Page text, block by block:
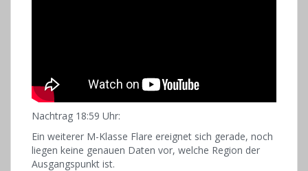
Nachtrag 18:59 Uhr:
Ein weiterer M-Klasse Flare ereignet sich gerade, noch
liegen keine genauen Daten vor, welche Region der
Ausgangspunkt ist.